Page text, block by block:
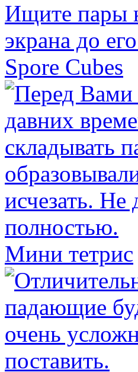
Spore Cubes
Мини тетрис